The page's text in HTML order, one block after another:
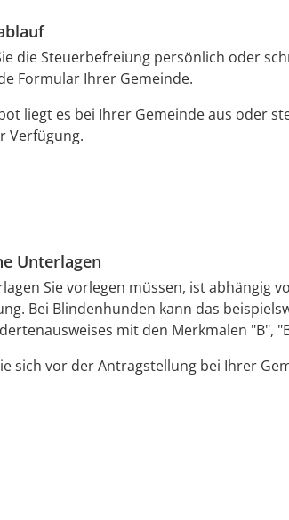
die Steuerbefreiung persönlich oder
Formular Ihrer Gemeinde.
liegt es bei Ihrer Gemeinde aus oder
Verfügung.
Unterlagen
Sie vorlegen müssen, ist abhängig
Bei Blindenhunden kann das
mit den Merkmalen "B",
sich vor der Antragstellung bei Ihrer